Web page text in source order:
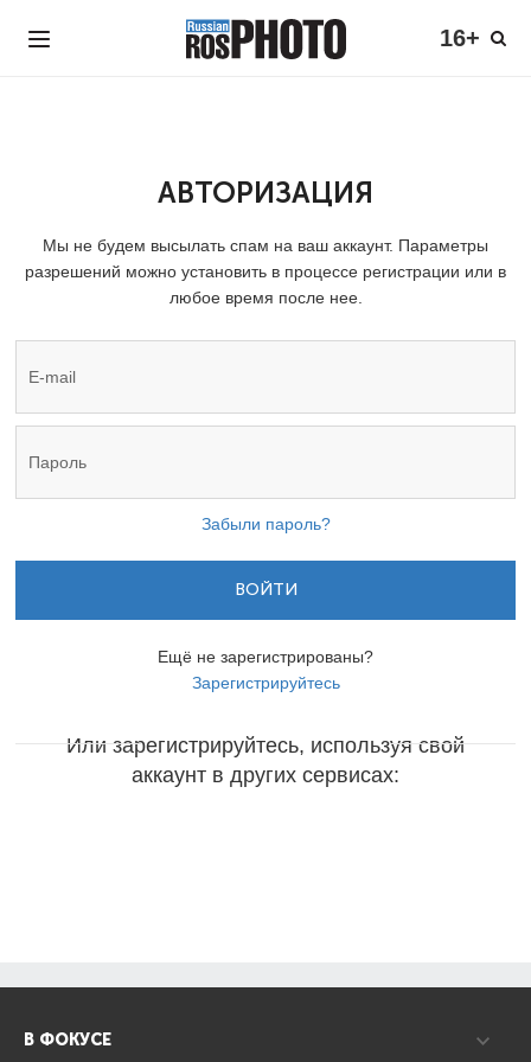
16+
АВТОРИЗАЦИЯ
Мы не будем высылать спам на ваш аккаунт. Параметры
разрешений можно установить в процессе регистрации или в
любое время после нее.
Забыли пароль?
ВОЙТИ
Ещё не зарегистрированы?
Зарегистрируйтесь
Или зарегистрируйтесь, используя свой
аккаунт в других сервисах:
В ФОКУСЕ